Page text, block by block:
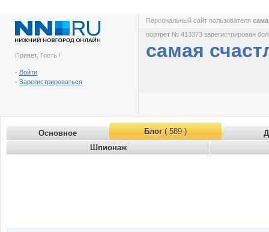
Привет, Гость !
- Войти
- Зарегистрироваться
Персональный сайт пользователя
портрет № 413373 зарегистрирован
самая
Основное Блог( 589 )
Шпионаж